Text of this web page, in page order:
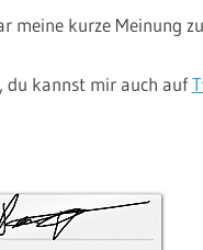
meine kurze Meinung
du kannst mir auch auf